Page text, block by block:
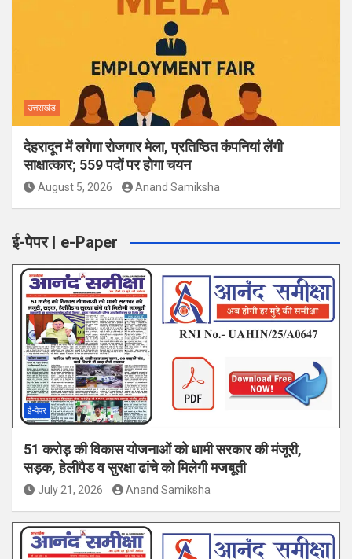
उत्तराखंड
देहरादून में लगेगा रोजगार मेला, प्रतिष्ठित कंपनियां लेंगी
साक्षात्कार; 559 पदों पर होगा चयन
August 5, 2026 Anand Samiksha
ई-पेपर | e-Paper
ई-पेपर
51 करोड़ की विकास योजनाओं को धामी सरकार की मंजूरी,
सड़क, हेलीपैड व सुरक्षा ढांचे को मिलेगी मजबूती
July 21, 2026 Anand Samiksha